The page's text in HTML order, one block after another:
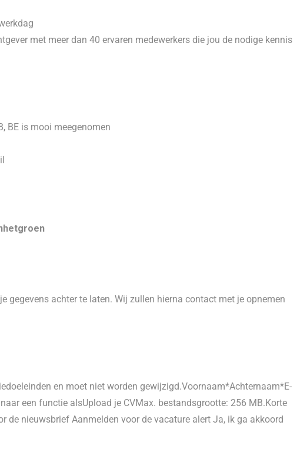
met meer dan 40 ervaren medewerkers die jou de nodige kennis
BE is mooi meegenomen
gegevens achter te laten. Wij zullen hierna contact met je opnemen
en moet niet worden gewijzigd.Voornaam*Achternaam*E-
een functie alsUpload je CVMax. bestandsgrootte: 256 MB.Korte
de nieuwsbrief Aanmelden voor de vacature alert Ja, ik ga akkoord